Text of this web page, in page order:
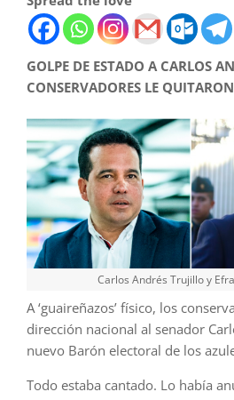
GOLPE DE ESTADO A CARLOS
CONSERVADORES LE
Carlos Andrés Trujillo y
A ‘guaireñazos’ físico, los
dirección nacional al senador
nuevo Barón electoral de los
Todo estaba cantado. Lo había